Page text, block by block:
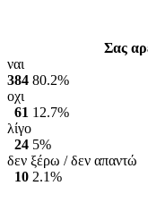
Σας
ναι
384 80.2%
οχι
61 12.7%
λίγο
24 5%
δεν ξέρω / δεν απαντώ
10 2.1%